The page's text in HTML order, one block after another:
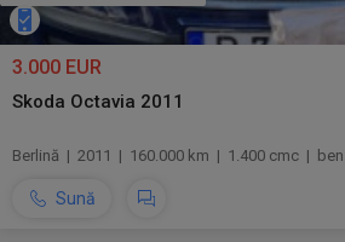
3.000 EUR
Skoda Octavia 2011
Berlină | 2011 | 160.000 km | 1.400 cmc |
Sună